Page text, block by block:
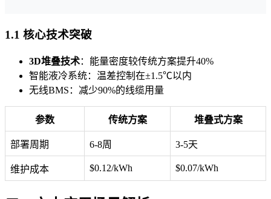
1.1 核心技术突破
3D堆叠技术：能量密度较传统方案提升40%
智能液冷系统：温差控制在±1.5℃以内
无线BMS：减少90%的线缆用量
参数 传统方案 堆叠式方案
部署周期 6-8周 3-5天
维护成本 $0.12/kWh $0.07/kWh